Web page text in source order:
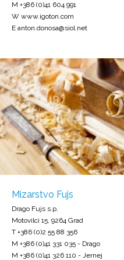
M +386 (0)41 604 991
W www.igoton.com
E anton.donosa@siol.net
Mizarstvo Fujs
Drago Fujs s.p.
Motovilci 15, 9264 Grad
T +386 (0)2 55 88 356
M +386 (0)41 331 035 - Drago
M +386 (0)41 326 110 - Jernej